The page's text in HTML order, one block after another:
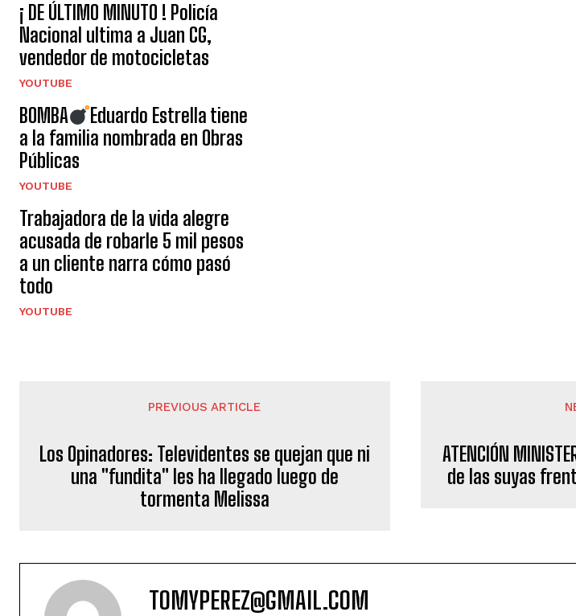
¡ DE ÚLTIMO MINUTO ! Policía
Nacional ultima a Juan CG,
vendedor de motocicletas
YOUTUBE
BOMBA
Eduardo Estrella tiene
a la familia nombrada en Obras
Públicas
YOUTUBE
Trabajadora de la vida alegre
acusada de robarle 5 mil pesos
a un cliente narra cómo pasó
todo
YOUTUBE
PREVIOUS ARTICLE
Los Opinadores: Televidentes se quejan que ni
una "fundita" les ha llegado luego de
tormenta Melissa
ATENCIÓN
de las suyas
TOMYPEREZ@GMAIL.COM